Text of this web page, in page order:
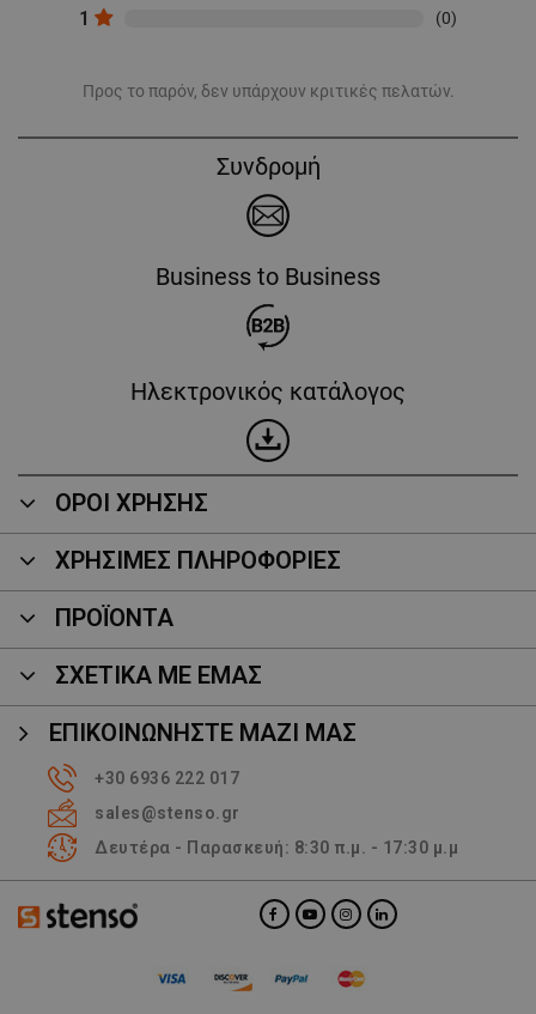
1 (0)
Προς το παρόν, δεν υπάρχουν κριτικές πελατών.
Συνδρομή
Business to Business
Ηλεκτρονικός κατάλογος
ΟΡΟΙ ΧΡΗΣΗΣ
ΧΡΗΣΙΜΕΣ ΠΛΗΡΟΦΟΡΙΕΣ
ΠΡΟΪΌΝΤΑ
ΣΧΕΤΙΚΑ ΜΕ ΕΜΑΣ
ΕΠΙΚΟΙΝΩΝΉΣΤΕ ΜΑΖΊ ΜΑΣ
+30 6936 222 017
sales@stenso.gr
Δευτέρα - Παρασκευή: 8:30 π.μ. - 17:30 μ.μ